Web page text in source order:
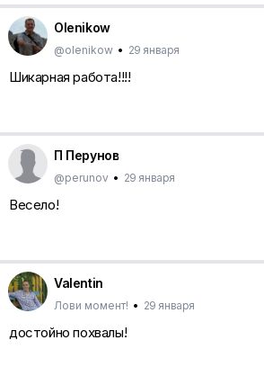
Olenikow
@olenikow • 29 января
Шикарная работа!!!!
П Перунов
@perunov • 29 января
Весело!
Valentin
Лови момент! • 29 января
достойно похвалы!